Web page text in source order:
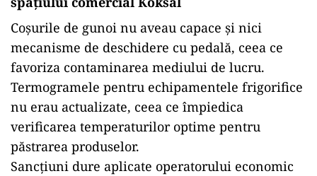
Coșurile de gunoi nu aveau capace și nici
mecanisme de deschidere cu pedală, ceea ce
favoriza contaminarea mediului de lucru.
Termogramele pentru echipamentele frigorifice
nu erau actualizate, ceea ce împiedica
verificarea temperaturilor optime pentru
păstrarea produselor.
Sancțiuni dure aplicate operatorului economic